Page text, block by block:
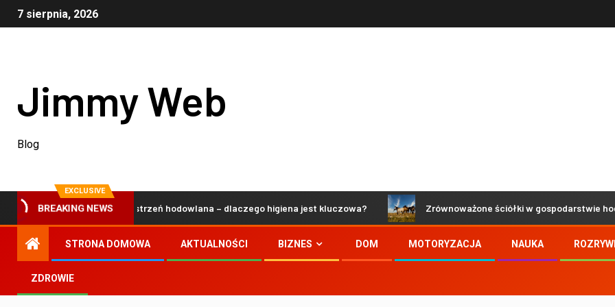
7 sierpnia, 2026
Jimmy Web
Blog
EXCLUSIVE
BREAKING NEWS
i bezpieczna przestrzeń hodowlana – dlaczego higiena jest kluczowa? Zrównoważone ściółki w gospodarstwie
STRONA DOMOWA AKTUALNOŚCI BIZNES DOM MOTORYZACJA NAUKA
ZDROWIE